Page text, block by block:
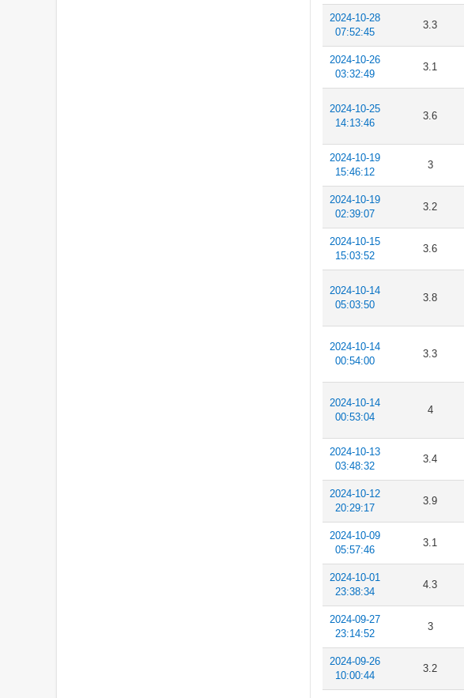
2024-10-28
07:52:45
3.3
2024-10-26
03:32:49
3.1
2024-10-25
14:13:46
3.6
2024-10-19
15:46:12
3
2024-10-19
02:39:07
3.2
2024-10-15
15:03:52
3.6
2024-10-14
05:03:50
3.8
2024-10-14
00:54:00
3.3
2024-10-14
00:53:04
4
2024-10-13
03:48:32
3.4
2024-10-12
20:29:17
3.9
2024-10-09
05:57:46
3.1
2024-10-01
23:38:34
4.3
2024-09-27
23:14:52
3
2024-09-26
10:00:44
3.2